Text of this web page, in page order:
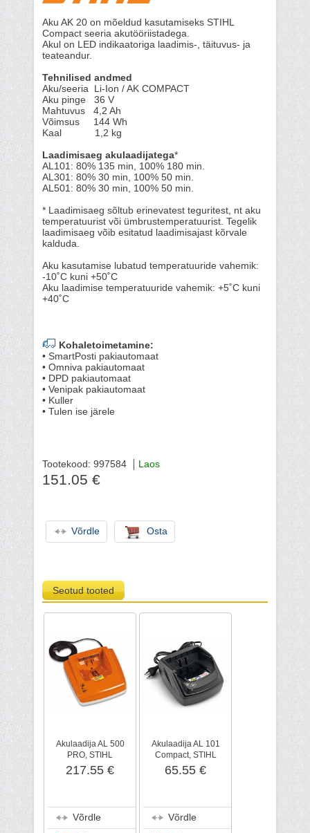
Aku AK 20 on mõeldud kasutamiseks STIHL
Compact seeria akutööriistadega.
Akul on LED indikaatoriga laadimis-, täituvus- ja
teateandur.
Tehnilised andmed
Aku/seeria
Li-Ion / AK COMPACT
Aku pinge 36 V
Mahtuvus 4,2 Ah
Võimsus 144 Wh
Kaal 1,2 kg
Laadimisaeg akulaadijatega*
AL101: 80% 135 min, 100% 180 min.
AL301: 80% 30 min, 100% 50 min.
AL501: 80% 30 min, 100% 50 min.
* Laadimisaeg sõltub erinevatest teguritest, nt aku
temperatuurist või ümbrustemperatuurist. Tegelik
laadimisaeg võib esitatud laadimisajast kõrvale
kalduda.
Aku kasutamise lubatud temperatuuride vahemik:
-10˚C kuni +50˚C
Aku laadimise temperatuuride vahemik: +5˚C kuni
+40˚C
Kohaletoimetamine:
• SmartPosti pakiautomaat
• Omniva pakiautomaat
• DPD pakiautomaat
• Venipak pakiautomaat
• Kuller
• Tulen ise järele
Tootekood: 997584 Laos
151.05 €
Võrdle Osta
Seotud tooted
Akulaadija AL 500
PRO, STIHL
217.55 €
Võrdle
Akulaadija AL 101
Compact, STIHL
65.55 €
Võrdle